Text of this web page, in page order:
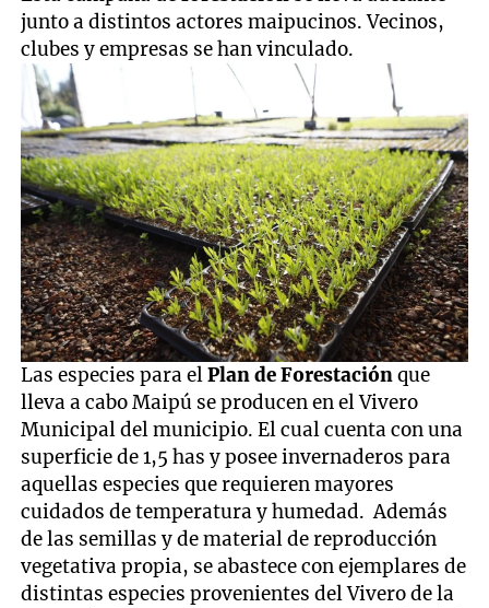
junto a distintos actores maipucinos. Vecinos,
clubes y empresas se han vinculado.
Las especies para elPlan de Forestaciónque
lleva a cabo Maipú se producen en el Vivero
Municipal del municipio. El cual cuenta con una
superficie de 1,5 has y posee invernaderos para
aquellas especies que requieren mayores
cuidados de temperatura y humedad. Además
de las semillas y de material de reproducción
vegetativa propia, se abastece con ejemplares de
distintas especies provenientes del Vivero de la